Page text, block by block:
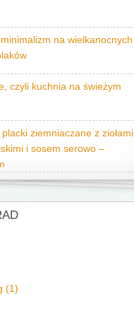
na wielkanocnych
czyli kuchnia na świeżym
ziemniaczane z ziołami
i sosem serowo –
(1)